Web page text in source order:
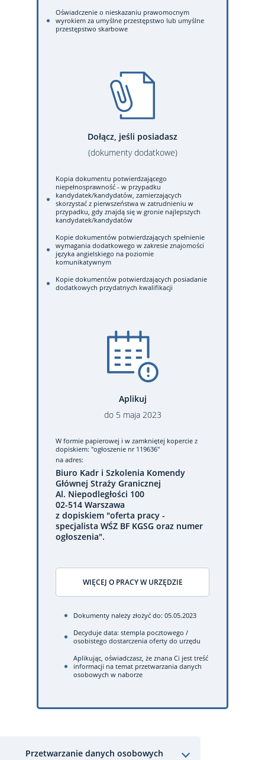
Oświadczenie o nieskazaniu prawomocnym
wyrokiem za umyślne przestępstwo lub umyślne
przestępstwo skarbowe
Dołącz, jeśli posiadasz
(dokumenty dodatkowe)
Kopia dokumentu potwierdzającego
niepełnosprawność - w przypadku
kandydatek/kandydatów, zamierzających
skorzystać z pierwszeństwa w zatrudnieniu w
przypadku, gdy znajdą się w gronie najlepszych
kandydatek/kandydatów
Kopie dokumentów potwierdzających spełnienie
wymagania dodatkowego w zakresie znajomości
języka angielskiego na poziomie
komunikatywnym
Kopie dokumentów potwierdzających posiadanie
dodatkowych przydatnych kwalifikacji
Aplikuj
do 5 maja 2023
W formie papierowej i w zamkniętej kopercie z
dopiskiem: "ogłoszenie nr 119636"
na adres:
Biuro Kadr i Szkolenia Komendy
Głównej Straży Granicznej
Al. Niepodległości 100
02-514 Warszawa
z dopiskiem "oferta pracy -
specjalista WŚZ BF KGSG oraz numer
ogłoszenia".
WIĘCEJ O PRACY W URZĘDZIE
Dokumenty należy złożyć do: 05.05.2023
Decyduje data: stempla pocztowego /
osobistego dostarczenia oferty do urzędu
Aplikując, oświadczasz, że znana Ci jest treść
informacji na temat przetwarzania danych
osobowych w naborze
Przetwarzanie danych osobowych